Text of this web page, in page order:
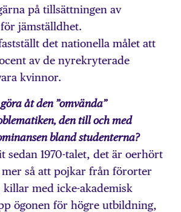
på tillsättningen av
jämställdhet.
det nationella målet att
av de nyrekryterade
kvinnor.
åt den ”omvända”
den till och med
bland studenterna?
sedan 1970-talet, det är oerhört
så att pojkar från förorter
med icke-akademisk
ögonen för högre utbildning,